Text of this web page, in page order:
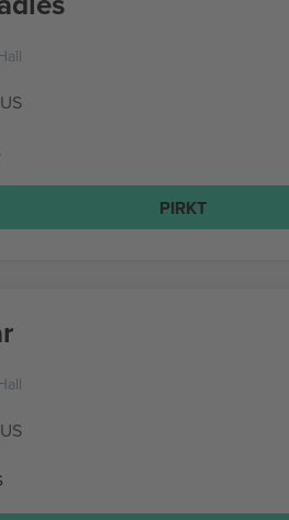
PIRKT